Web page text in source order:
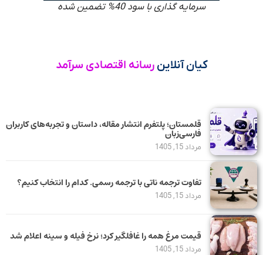
سرمایه گذاری با سود 40% تضمین شده
کیان آنلاین رسانه اقتصادی سرآمد
قلمستان؛ پلتفرم انتشار مقاله، داستان و تجربه‌های کاربران
فارسی‌زبان
مرداد 15, 1405
تفاوت ترجمه ناتی با ترجمه رسمی. کدام را انتخاب کنیم؟
مرداد 15, 1405
قیمت مرغ همه را غافلگیر کرد؛ نرخ فیله و سینه اعلام شد
مرداد 15, 1405